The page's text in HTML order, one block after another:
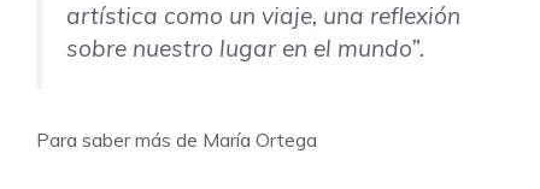
artística como un viaje, una reflexión
sobre nuestro lugar en el mundo”.
Para saber más de María Ortega